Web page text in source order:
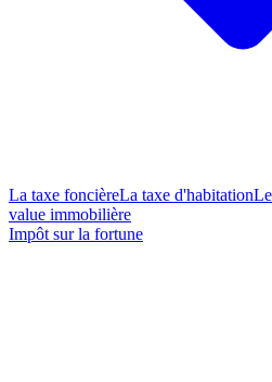
La taxe foncièreLa taxe d'habitation
value immobilière
Impôt sur la fortune